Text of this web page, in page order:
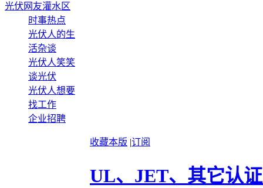
光伏网友灌水区
时事热点
光伏人的生
活杂谈
光伏人笑笑
谈光伏
光伏人想要
找工作
企业招聘
收藏本版 |订阅
UL、JET、其它认